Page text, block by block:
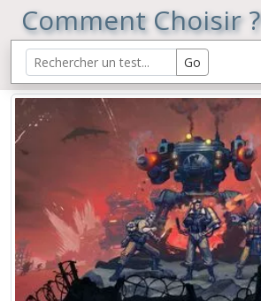
Comment Choisir ?